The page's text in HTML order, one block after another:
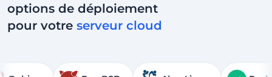
options de déploiement
pour votre serveur cloud